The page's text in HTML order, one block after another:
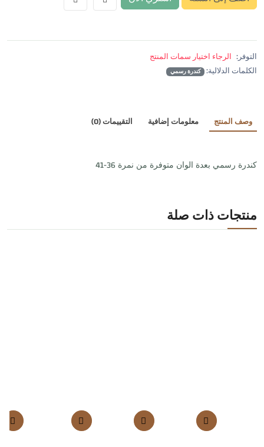
التوفر: الرجاء اختيار سمات المنتج
الكلمات الدلالية:
كندرة رسمي
وصف المنتج معلومات إضافية التقييمات (0)
كندرة رسمي بعدة الوان متوفرة من نمرة 36-41
منتجات ذات صلة